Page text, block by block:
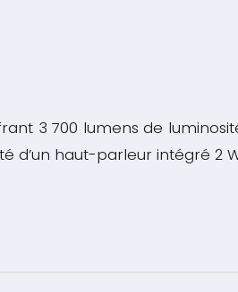
3 700 lumens de
d’un haut-parleur intégré 2